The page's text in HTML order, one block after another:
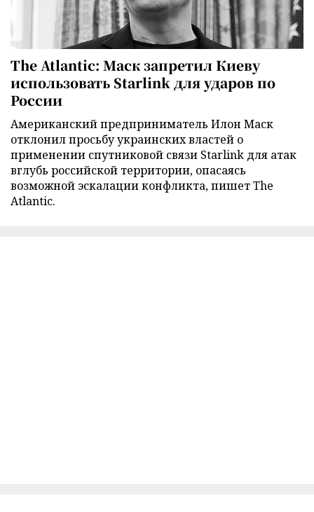
The Atlantic: Маск запретил Киеву
использовать Starlink для ударов по
России
Американский предприниматель Илон Маск
отклонил просьбу украинских властей о
применении спутниковой связи Starlink для атак
вглубь российской территории, опасаясь
возможной эскалации конфликта, пишет The
Atlantic.